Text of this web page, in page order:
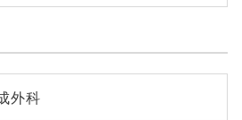
外科